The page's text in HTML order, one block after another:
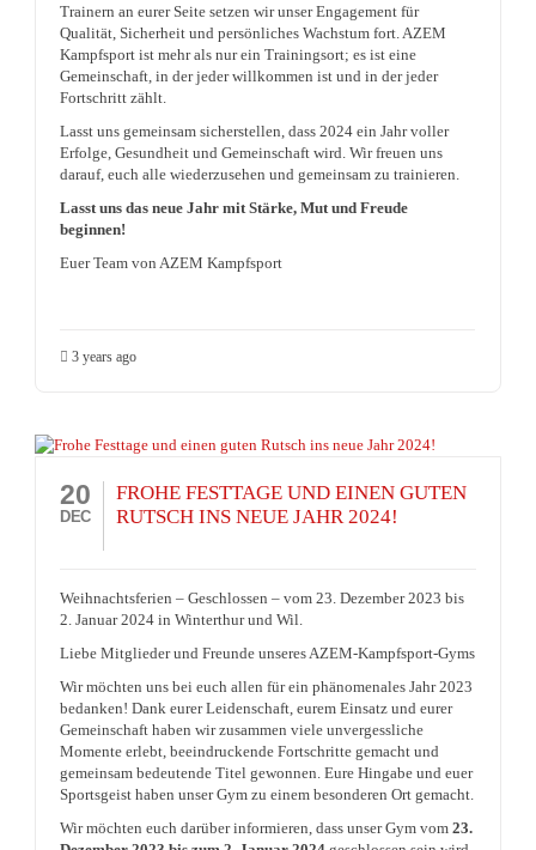
Trainern an eurer Seite setzen wir unser Engagement für
Qualität, Sicherheit und persönliches Wachstum fort. AZEM
Kampfsport ist mehr als nur ein Trainingsort; es ist eine
Gemeinschaft, in der jeder willkommen ist und in der jeder
Fortschritt zählt.
Lasst uns gemeinsam sicherstellen, dass 2024 ein Jahr voller
Erfolge, Gesundheit und Gemeinschaft wird. Wir freuen uns
darauf, euch alle wiederzusehen und gemeinsam zu trainieren.
Lasst uns das neue Jahr mit Stärke, Mut und Freude
beginnen!
Euer Team von AZEM Kampfsport
3 years ago
20
DEC
FROHE FESTTAGE UND EINEN GUTEN
RUTSCH INS NEUE JAHR 2024!
Weihnachtsferien – Geschlossen – vom 23. Dezember 2023 bis
2. Januar 2024 in Winterthur und Wil.
Liebe Mitglieder und Freunde unseres AZEM-Kampfsport-Gyms
Wir möchten uns bei euch allen für ein phänomenales Jahr 2023
bedanken! Dank eurer Leidenschaft, eurem Einsatz und eurer
Gemeinschaft haben wir zusammen viele unvergessliche
Momente erlebt, beeindruckende Fortschritte gemacht und
gemeinsam bedeutende Titel gewonnen. Eure Hingabe und euer
Sportsgeist haben unser Gym zu einem besonderen Ort gemacht.
Wir möchten euch darüber informieren, dass unser Gym vom23.